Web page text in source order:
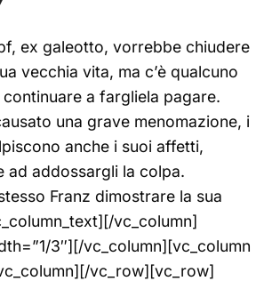
ex galeotto, vorrebbe chiudere
vecchia vita, ma c’è qualcuno
a fargliela pagare.
una grave menomazione, i
anche i suoi affetti,
ad addossargli la colpa.
Franz dimostrare la sua
vc_column]
3″][/vc_column][vc_column
vc_row][vc_row]